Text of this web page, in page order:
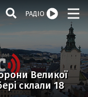
РАДІО
Великої
склали 18